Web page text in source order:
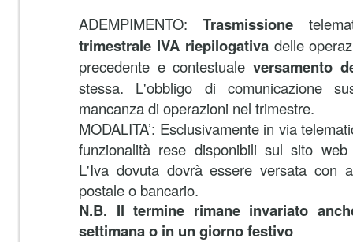
ADEMPIMENTO:Trasmissione
trimestrale IVA riepilogativadelle
precedente e contestuale versamento
stessa. L'obbligo di comunicazione
mancanza di operazioni nel trimestre.
MODALITA’: Esclusivamente in via
funzionalità rese disponibili sul sito web
L'Iva dovuta dovrà essere versata con
postale o bancario.
N.B. Il termine rimane invariato
settimana o in un giorno festivo